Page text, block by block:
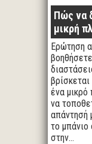
Πώς να
μικρή
Ερώτηση
ένα
να
απάντησή
το μπάνιο
στην…